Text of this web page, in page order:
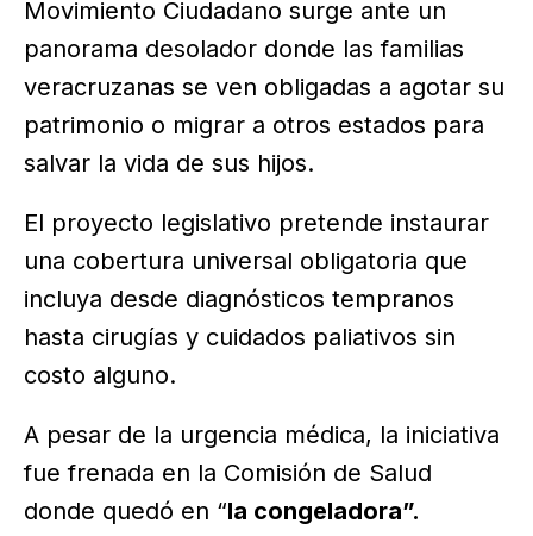
Movimiento Ciudadano surge ante un
panorama desolador donde las familias
veracruzanas se ven obligadas a agotar su
patrimonio o migrar a otros estados para
salvar la vida de sus hijos.
El proyecto legislativo pretende instaurar
una cobertura universal obligatoria que
incluya desde diagnósticos tempranos
hasta cirugías y cuidados paliativos sin
costo alguno.
A pesar de la urgencia médica, la iniciativa
fue frenada en la Comisión de Salud
donde quedó en “la congeladora”.